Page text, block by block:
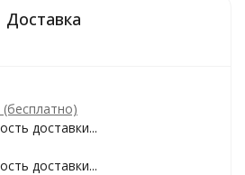
доставки...
доставки...